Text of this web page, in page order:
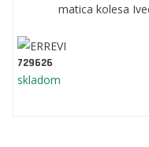
matica kolesa
729626
skladom